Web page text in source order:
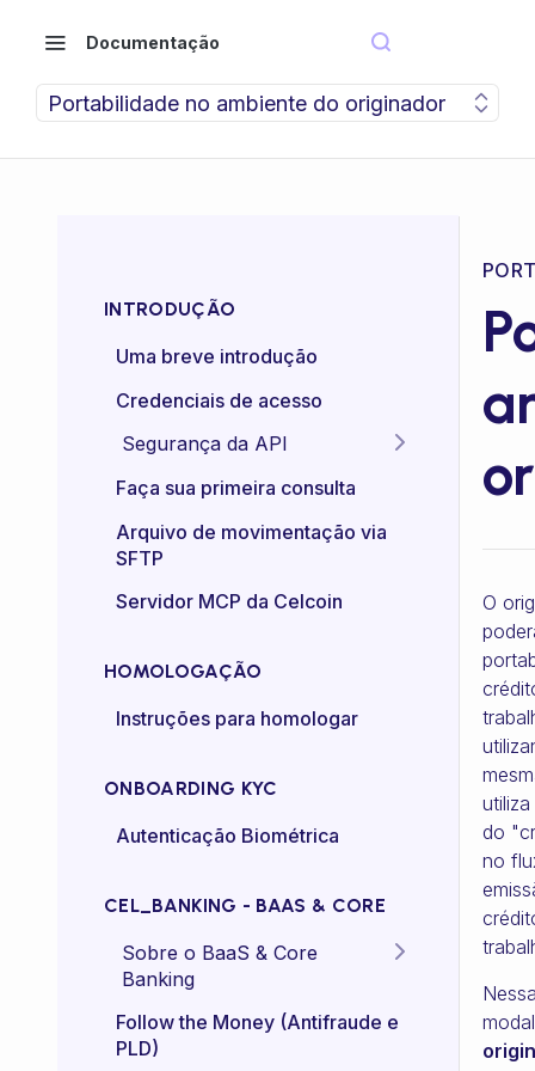
Documentação
Portabilidade no ambiente do originador
INTRODUÇÃO
Uma breve introdução
Credenciais de acesso
Segurança da API
Idempotência das APIs
Certificado mTLS
control)
Faça sua primeira consulta
Arquivo de movimentação via
SFTP
Servidor MCP da Celcoin
HOMOLOGAÇÃO
Instruções para homologar
ONBOARDING KYC
Autenticação Biométrica
CEL_BANKING - BAAS & CORE
Sobre o BaaS & Core
Banking
FAQs
Follow the Money (Antifraude e
PLD)
O
do
no